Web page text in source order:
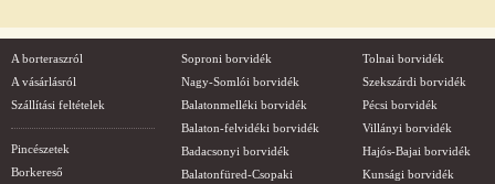
A borteraszról
A vásárlásról
Szállítási feltételek
Pincészetek
Borkereső
Soproni borvidék
Nagy-Somlói borvidék
Balatonmelléki borvidék
Balaton-felvidéki borvidék
Badacsonyi borvidék
Balatonfüred-Csopaki
Tolnai borvidék
Szekszárdi borvidék
Pécsi borvidék
Villányi borvidék
Hajós-Bajai borvidék
Kunsági borvidék